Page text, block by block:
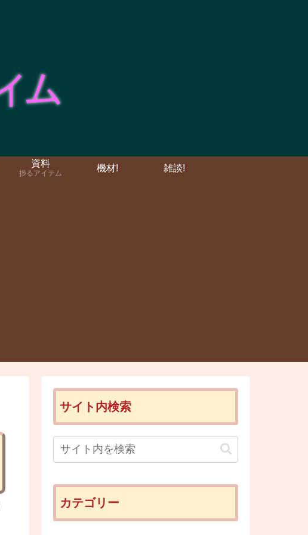
資料
捗るアイテム
機材! 雑談!
サイト内検索
カテゴリー